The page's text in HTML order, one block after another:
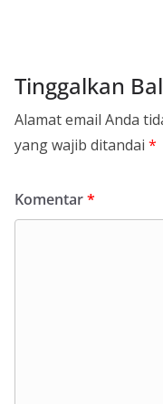
Tinggalkan
Alamat email Anda
yang wajib ditandai *
Komentar*